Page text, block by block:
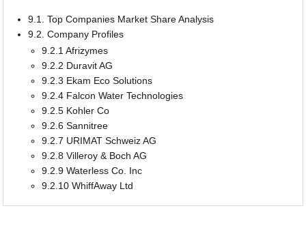
9.1. Top Companies Market Share Analysis
9.2. Company Profiles
9.2.1 Afrizymes
9.2.2 Duravit AG
9.2.3 Ekam Eco Solutions
9.2.4 Falcon Water Technologies
9.2.5 Kohler Co
9.2.6 Sannitree
9.2.7 URIMAT Schweiz AG
9.2.8 Villeroy & Boch AG
9.2.9 Waterless Co. Inc
9.2.10 WhiffAway Ltd